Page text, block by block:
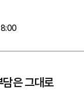
은 그대로